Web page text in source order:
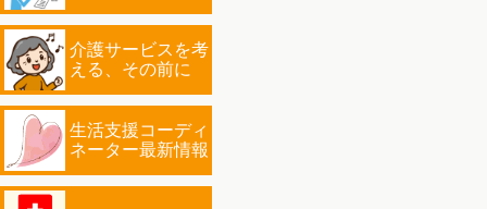
介護サービスを考
える、その前に
生活支援コーディ
ネーター最新情報